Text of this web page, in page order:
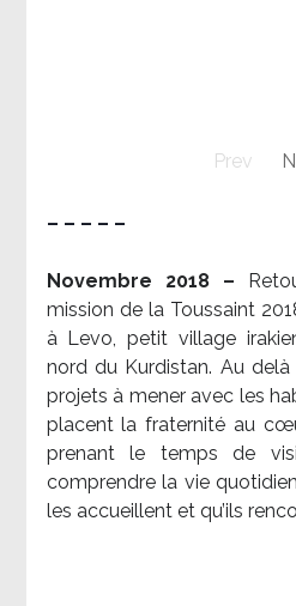
Prev
– – – – –
Novembre 2018 –
mission de la Toussaint
à Levo, petit village
nord du Kurdistan. Au
projets à mener avec les
placent la fraternité au
prenant le temps de
comprendre la vie
les accueillent et qu’ils